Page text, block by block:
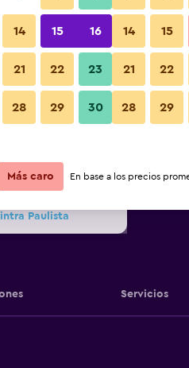
Ver oferta
Ver oferta
Paulista
Otros
Fotos
Servicios
14 15 16
21 22 23
28 29 30
14 15
21 22
28 29
Más caro En base a los precios